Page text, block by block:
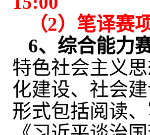
（2）笔译赛
6、综合能力
特色社会主义
化建设、社会
形式包括阅读